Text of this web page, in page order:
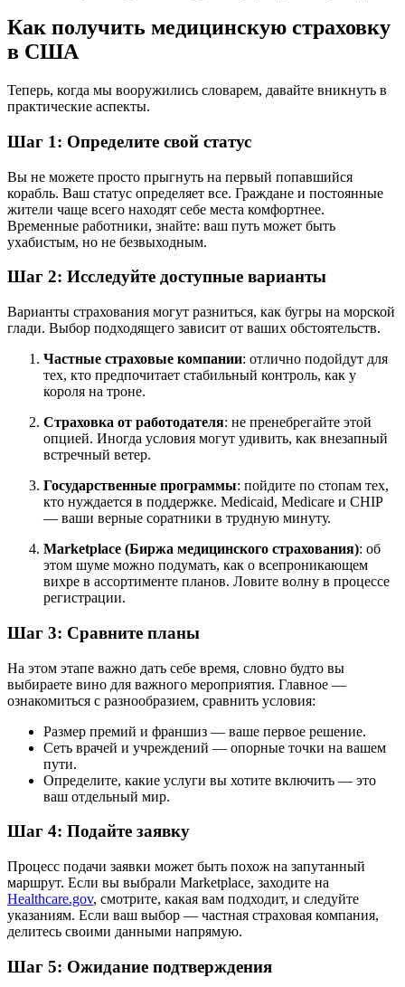
Как получить медицинскую страховку
в США
Теперь, когда мы вооружились словарем, давайте вникнуть в
практические аспекты.
Шаг 1: Определите свой статус
Вы не можете просто прыгнуть на первый попавшийся
корабль. Ваш статус определяет все. Граждане и постоянные
жители чаще всего находят себе места комфортнее.
Временные работники, знайте: ваш путь может быть
ухабистым, но не безвыходным.
Шаг 2: Исследуйте доступные варианты
Варианты страхования могут разниться, как бугры на морской
глади. Выбор подходящего зависит от ваших обстоятельств.
Частные страховые компании: отлично подойдут для
тех, кто предпочитает стабильный контроль, как у
короля на троне.
Страховка от работодателя: не пренебрегайте этой
опцией. Иногда условия могут удивить, как внезапный
встречный ветер.
Государственные программы: пойдите по стопам тех,
кто нуждается в поддержке. Medicaid, Medicare и CHIP
— ваши верные соратники в трудную минуту.
Marketplace (Биржа медицинского страхования): об
этом шуме можно подумать, как о всепроникающем
вихре в ассортименте планов. Ловите волну в процессе
регистрации.
Шаг 3: Сравните планы
На этом этапе важно дать себе время, словно будто вы
выбираете вино для важного мероприятия. Главное —
ознакомиться с разнообразием, сравнить условия:
Размер премий и франшиз — ваше первое решение.
Сеть врачей и учреждений — опорные точки на вашем
пути.
Определите, какие услуги вы хотите включить — это
ваш отдельный мир.
Шаг 4: Подайте заявку
Процесс подачи заявки может быть похож на запутанный
маршрут. Если вы выбрали Marketplace, заходите на
Healthcare.gov, смотрите, какая вам подходит, и следуйте
указаниям. Если ваш выбор — частная страховая компания,
делитесь своими данными напрямую.
Шаг 5: Ожидание подтверждения